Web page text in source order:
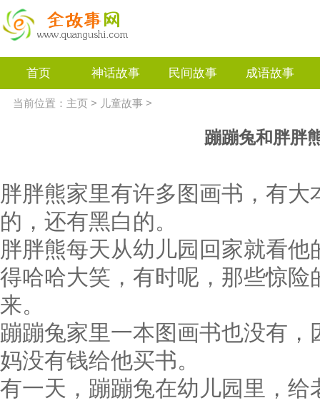
首页 神话故事 民间故事 成语故事
当前位置： 主页 > 儿童故事 >
蹦蹦兔和胖胖
胖胖熊家里有许多图画书，有
的，还有黑白的。
胖胖熊每天从幼儿园回家就看
得哈哈大笑，有时呢，那些惊
来。
蹦蹦兔家里一本图画书也没有
妈没有钱给他买书。
有一天，蹦蹦兔在幼儿园里，给